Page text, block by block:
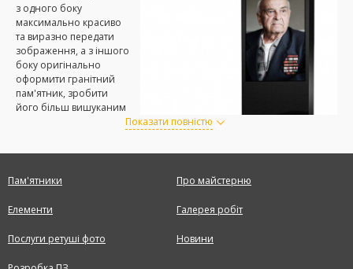
з одного боку
максимально красиво
та виразно передати
зображення, а з іншого
боку оригінально
оформити гранітний
пам'ятник, зробити
його більш вишуканим
ефект. Створюється
чіткість та яскравість зображення.
Пам'ятники з таким виглядом портретів привертають увагу. Крім
високої естетичності, фотографії на склі довговічні та міцні, вони не
вигорають на сонці та стійкі до агресивної дії зовнішнього
Показати повністю
Пам'ятники
Елементи
Послуги ретуші фото
Про майстерню
Галерея робіт
Новини